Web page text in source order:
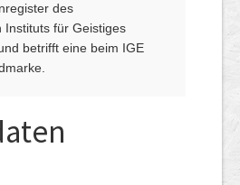
des
Instituts für Geistiges
betrifft eine beim IGE